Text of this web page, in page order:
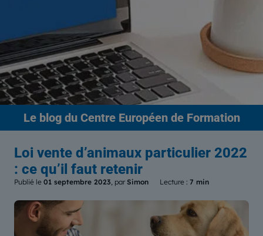
Le blogdu Centre Européen de Formation
Loi vente d’animaux particulier 2022
: ce qu’il faut retenir
Publié le 01 septembre 2023, par Simon Lecture : 7 min